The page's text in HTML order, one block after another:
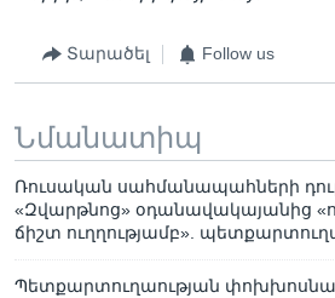
Տարածել Follow us
Նմանատիպ
Ռուսական սահմանապահների
«Զվարթնոց» օդանավակայանից
ճիշտ ուղղությամբ».
Պետքարտուղաության